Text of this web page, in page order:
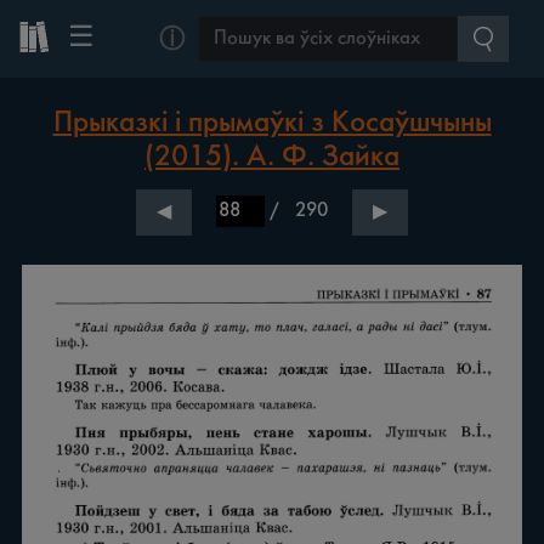
☰ ⓘ
Прыказкі і прымаўкі з Косаўшчыны
(2015). А. Ф. Зайка
◀ / 290 ▶